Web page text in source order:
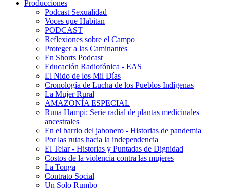
Producciones
Podcast Sexualidad
Voces que Habitan
PODCAST
Reflexiones sobre el Campo
Proteger a las Caminantes
En Shorts Podcast
Educación Radiofónica - EAS
El Nido de los Mil Días
Cronología de Lucha de los Pueblos Indígenas
La Mujer Rural
AMAZONÍA ESPECIAL
Runa Hampi: Serie radial de plantas medicinales
ancestrales
En el barrio del jabonero - Historias de pandemia
Por las rutas hacia la independencia
El Telar - Historias y Puntadas de Dignidad
Costos de la violencia contra las mujeres
La Tonga
Contrato Social
Un Solo Rumbo